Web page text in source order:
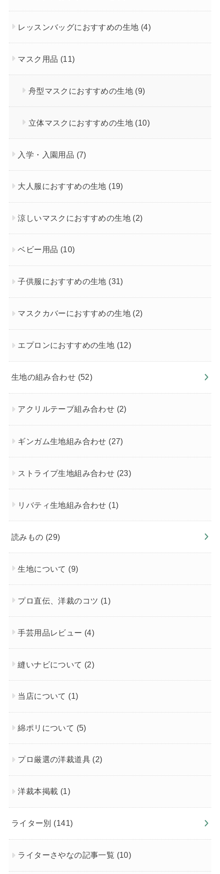
レッスンバッグにおすすめの生地 (4)
マスク用品 (11)
舟型マスクにおすすめの生地 (9)
立体マスクにおすすめの生地 (10)
入学・入園用品 (7)
大人服におすすめの生地 (19)
涼しいマスクにおすすめの生地 (2)
ベビー用品 (10)
子供服におすすめの生地 (31)
マスクカバーにおすすめの生地 (2)
エプロンにおすすめの生地 (12)
生地の組み合わせ (52)
アクリルテープ組み合わせ (2)
ギンガム生地組み合わせ (27)
ストライプ生地組み合わせ (23)
リバティ生地組み合わせ (1)
読みもの (29)
生地について (9)
プロ直伝、洋裁のコツ (1)
手芸用品レビュー (4)
縫いナビについて (2)
当店について (1)
綿ポリについて (5)
プロ厳選の洋裁道具 (2)
洋裁本掲載 (1)
ライター別 (141)
ライターさやなの記事一覧 (10)